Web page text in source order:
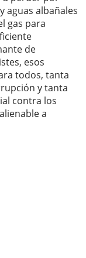
aguas albañales
gas para
de
esos
todos, tanta
y tanta
contra los
a